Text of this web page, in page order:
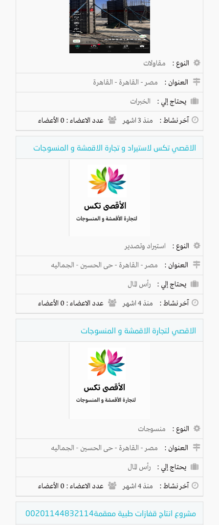
النوع :
مقاولات
العنوان :
مصر- القاهرة - القاهرة
يحتاج إلي :
الخبرات
آخر نشاط :
منذ 3 اشهر عدد الاعضاء : 0 الأعضاء
الاقصي تكس لاستيراد و تجارة الاقمشة و المنسوجات
النوع :
استيراد وتصدير
العنوان :
مصر- القاهرة - حى الحسين - الجماليه
يحتاج إلي :
رأس المال
آخر نشاط :
منذ 4 اشهر عدد الاعضاء : 0 الأعضاء
الاقصي لتجارة الاقمشة و المنسوجات
النوع :
منسوجات
العنوان :
مصر- القاهرة - حى الحسين - الجماليه
يحتاج إلي :
رأس المال
آخر نشاط :
منذ 4 اشهر عدد الاعضاء : 0 الأعضاء
مشروع انتاج قفازات طبية معقمة00201144832114